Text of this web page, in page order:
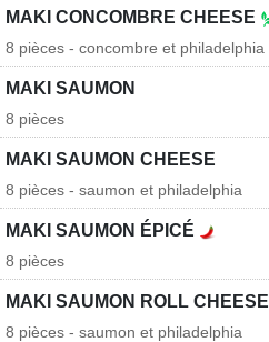
MAKI CONCOMBRE CHEESE
8 pièces - concombre et philadelphia
MAKI SAUMON
8 pièces
MAKI SAUMON CHEESE
8 pièces - saumon et philadelphia
MAKI SAUMON ÉPICÉ
8 pièces
MAKI SAUMON ROLL CHEESE
8 pièces - saumon et philadelphia